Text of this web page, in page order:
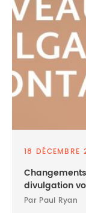
18 DÉCEMBRE
divulgation
Par Paul Ryan